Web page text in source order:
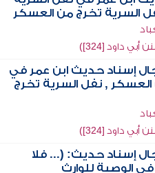
السرية تخرج من العسكر
داود [324])
إسناد حديث ابن عمر في
, نفل السرية تخرج
داود [324])
إسناد حديث: (... فلا
الوصية للوارث